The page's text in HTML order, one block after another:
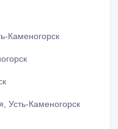
Каменогорск
Усть-Каменогорск